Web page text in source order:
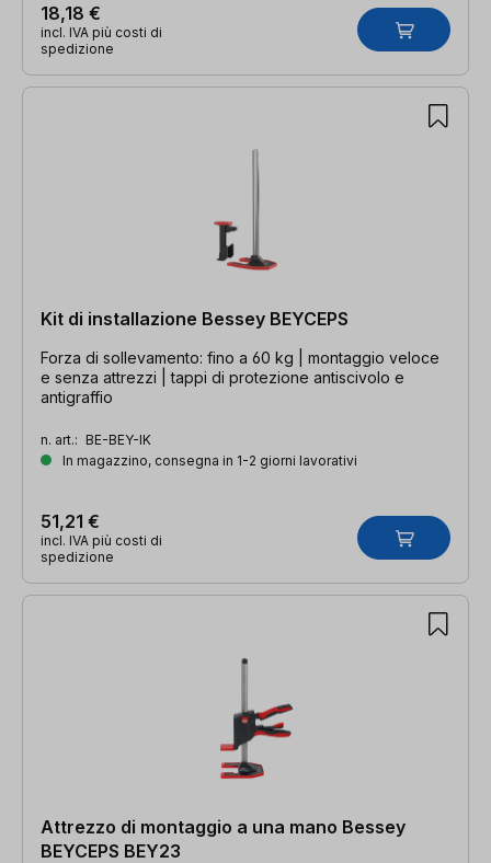
18,18 €
incl. IVA più costi di
spedizione
Kit di installazione Bessey BEYCEPS
Forza di sollevamento: fino a 60 kg | montaggio veloce
e senza attrezzi | tappi di protezione antiscivolo e
antigraffio
n. art.: BE-BEY-IK
In magazzino, consegna in 1-2 giorni lavorativi
51,21 €
incl. IVA più costi di
spedizione
Attrezzo di montaggio a una mano Bessey
BEYCEPS BEY23